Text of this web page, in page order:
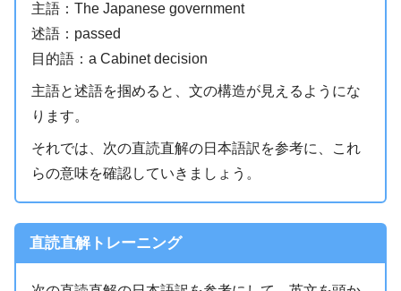
主語：The Japanese government
述語：passed
目的語：a Cabinet decision
主語と述語を掴めると、文の構造が見えるようにな
ります。
それでは、次の直読直解の日本語訳を参考に、これ
らの意味を確認していきましょう。
直読直解トレーニング